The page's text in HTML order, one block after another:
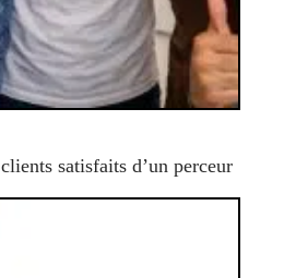
satisfaits d’un perceur